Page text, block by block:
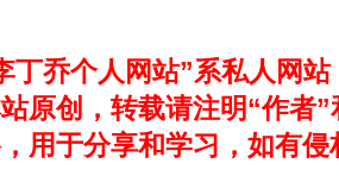
丁乔个人网站”系私人网
原创，转载请注明“作者
用于分享和学习，如有